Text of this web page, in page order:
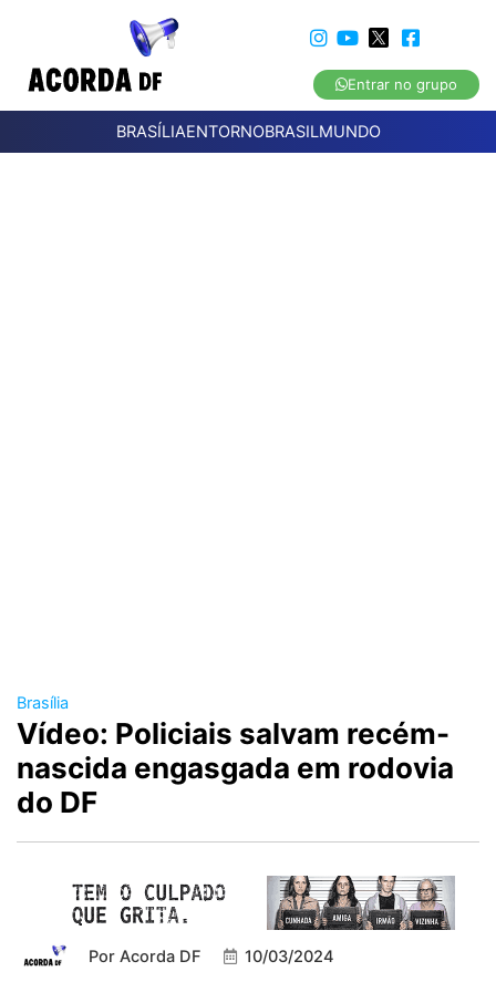
Entrar no grupo
BRASÍLIAENTORNOBRASILMUNDO
Brasília
Vídeo: Policiais salvam recém-
nascida engasgada em rodovia
do DF
Por Acorda DF 10/03/2024